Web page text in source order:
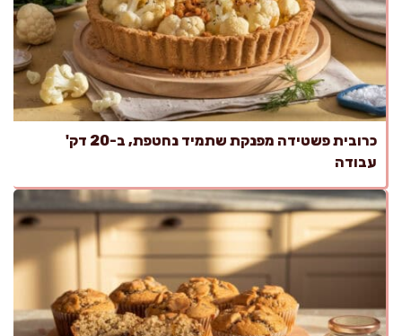
כרובית פשטידה מפנקת שתמיד נחטפת, ב-20 דק'
עבודה